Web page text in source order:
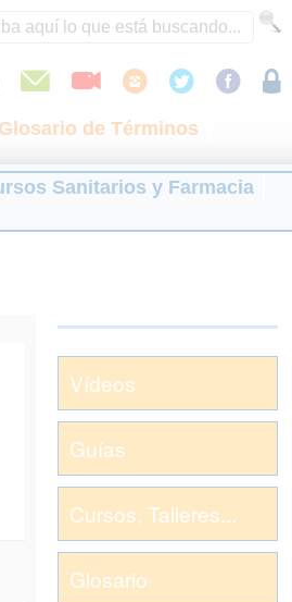
Glosario de Términos
Sanitarios y Farmacia
Vídeos
Guías
Cursos, Talleres...
Glosario